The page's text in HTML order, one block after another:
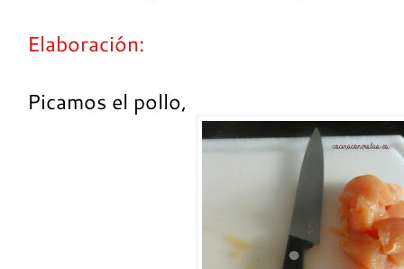
Elaboración:
Picamos el pollo,